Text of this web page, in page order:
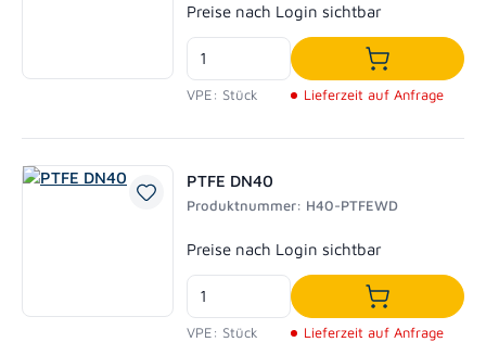
Regulärer Preis:
Preise nach Login sichtbar
VPE: Stück
In den
Lieferzeit auf Anfrage
PTFE DN40
Produktnummer: H40-PTFEWD
Regulärer Preis:
Preise nach Login sichtbar
VPE: Stück
In den
Lieferzeit auf Anfrage